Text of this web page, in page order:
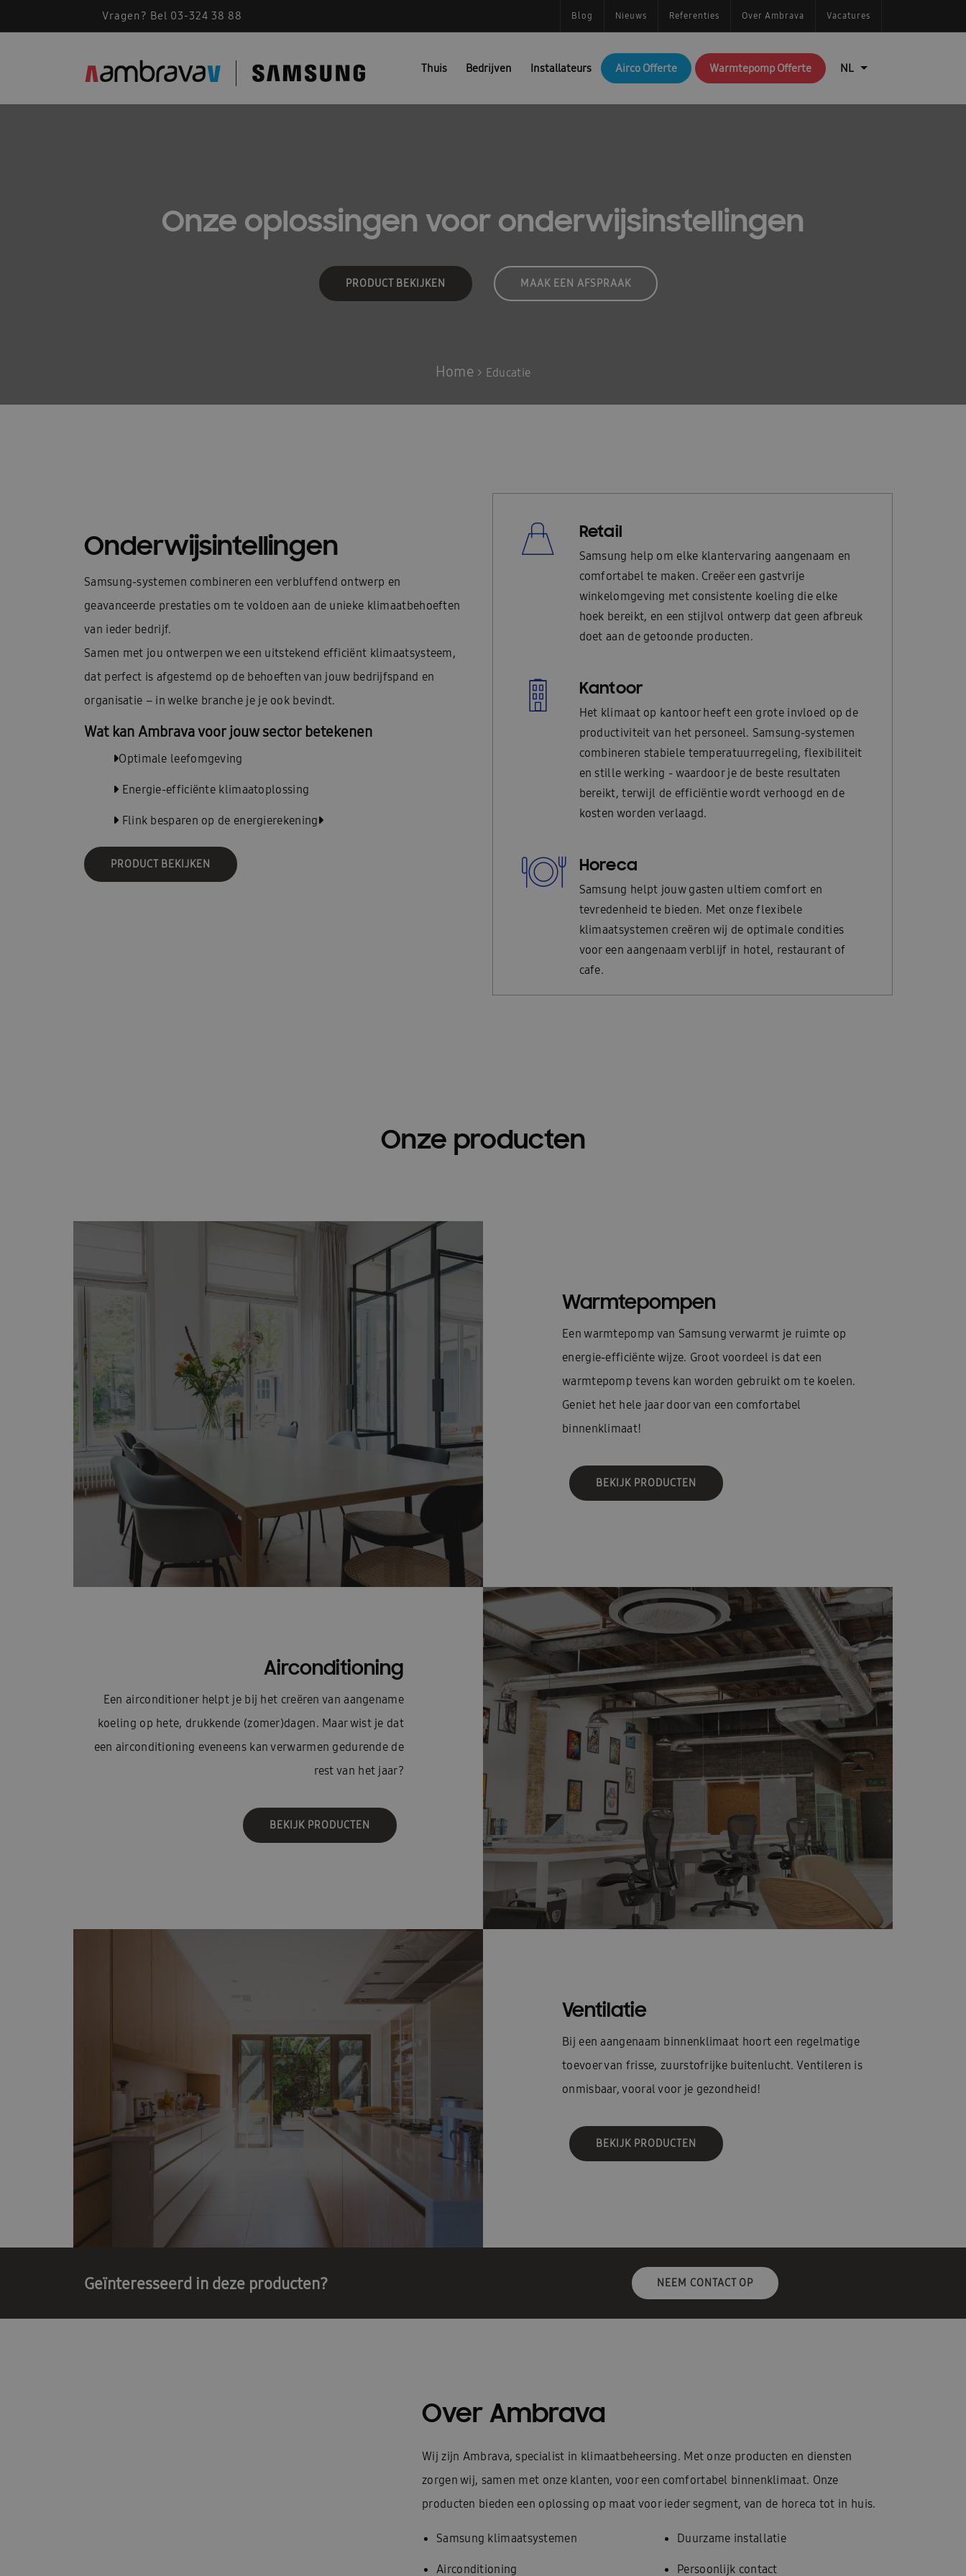
Vragen? Bel 03-324 38 88 Blog Nieuws Referenties Over Ambrava Vacatures
Thuis Bedrijven Installateurs Airco Offerte Warmtepomp Offerte
Onze oplossingen voor onderwijsinstellingen
PRODUCT BEKIJKEN MAAK EEN AFSPRAAK
Home > Educatie
Onderwijsintellingen
Samsung-systemen combineren een verbluffend ontwerp en
geavanceerde prestaties om te voldoen aan de unieke klimaatbehoeften
van ieder bedrijf.
Samen met jou ontwerpen we een uitstekend efficiënt klimaatsysteem,
dat perfect is afgestemd op de behoeften van jouw bedrijfspand en
organisatie – in welke branche je je ook bevindt.
Wat kan Ambrava voor jouw sector betekenen
Optimale leefomgeving
Energie-efficiënte klimaatoplossing
Flink besparen op de energierekening
PRODUCT BEKIJKEN
Retail
Samsung help om elke klantervaring aangenaam en
comfortabel te maken. Creëer een gastvrije
winkelomgeving met consistente koeling die elke
hoek bereikt, en een stijlvol ontwerp dat geen afbreuk
doet aan de getoonde producten.
Kantoor
Het klimaat op kantoor heeft een grote invloed op de
productiviteit van het personeel. Samsung-systemen
combineren stabiele temperatuurregeling, flexibiliteit
en stille werking - waardoor je de beste resultaten
bereikt, terwijl de efficiëntie wordt verhoogd en de
kosten worden verlaagd.
Horeca
Samsung helpt jouw gasten ultiem comfort en
tevredenheid te bieden. Met onze flexibele
klimaatsystemen creëren wij de optimale condities
voor een aangenaam verblijf in hotel, restaurant of
cafe.
Onze producten
Warmtepompen
Een warmtepomp van Samsung verwarmt je ruimte op
energie-efficiënte wijze. Groot voordeel is dat een
warmtepomp tevens kan worden gebruikt om te koelen.
Geniet het hele jaar door van een comfortabel
binnenklimaat!
BEKIJK PRODUCTEN
Airconditioning
Een airconditioner helpt je bij het creëren van aangename
koeling op hete, drukkende (zomer)dagen. Maar wist je dat
een airconditioning eveneens kan verwarmen gedurende de
rest van het jaar?
BEKIJK PRODUCTEN
Ventilatie
Bij een aangenaam binnenklimaat hoort een regelmatige
toevoer van frisse, zuurstofrijke buitenlucht. Ventileren is
onmisbaar, vooral voor je gezondheid!
BEKIJK PRODUCTEN
Geïnteresseerd in deze producten? NEEM CONTACT OP
Over Ambrava
Wij zijn Ambrava, specialist in klimaatbeheersing. Met onze producten en diensten
zorgen wij, samen met onze klanten, voor een comfortabel binnenklimaat. Onze
producten bieden een oplossing op maat voor ieder segment, van de horeca tot in huis.
Samsung klimaatsystemen
Airconditioning
Duurzame installatie
Persoonlijk contact